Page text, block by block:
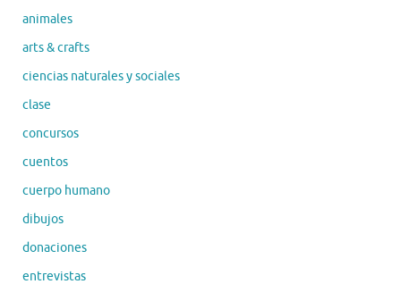
animales
arts & crafts
ciencias naturales y sociales
clase
concursos
cuentos
cuerpo humano
dibujos
donaciones
entrevistas